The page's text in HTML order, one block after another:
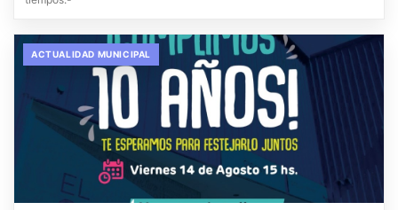
ACTUALIDAD MUNICIPAL